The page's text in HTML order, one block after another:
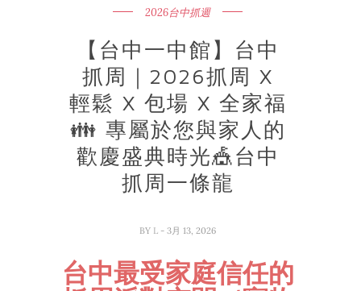
2026台中抓週
【台中一中館】台中
抓周｜2026抓周 X
輕鬆 X 包場 X 全家福
👪 專屬於您與家人的
歡慶盛典時光🎪台中
抓周一條龍
BY L - 3月 13, 2026
台中最受家庭信任的